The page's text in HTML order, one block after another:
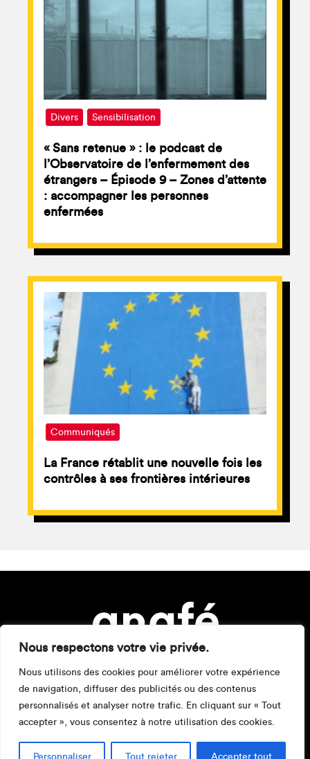
Nous respectons votre vie privée.
Nous utilisons des cookies pour améliorer votre expérience
de navigation, diffuser des publicités ou des contenus
personnalisés et analyser notre trafic. En cliquant sur « Tout
accepter », vous consentez à notre utilisation des cookies.
Personnaliser Tout rejeter Accepter tout
Divers Sensibilisation
« Sans retenue » : le podcast de
l’Observatoire de l’enfermement des
étrangers – Épisode 9 – Zones d’attente
: accompagner les personnes
enfermées
Communiqués
La France rétablit une nouvelle fois les
contrôles à ses frontières intérieures